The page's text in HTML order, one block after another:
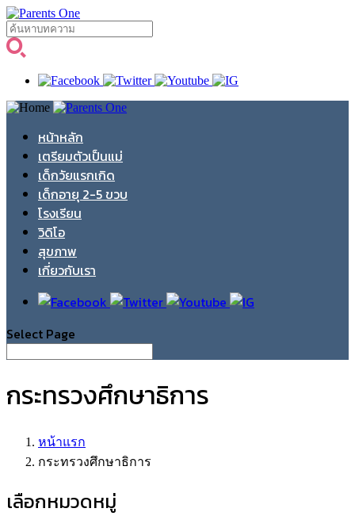
หน้าหลัก
เตรียมตัวเป็นแม่
เด็กวัยแรกเกิด
เด็กอายุ 2-5 ขวบ
โรงเรียน
วิดิโอ
สุขภาพ
เกี่ยวกับเรา
Select Page
กระทรวงศึกษาธิการ
หน้าแรก
กระทรวงศึกษาธิการ
เลือกหมวดหมู่